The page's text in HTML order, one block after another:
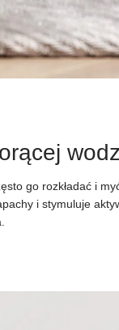
go rozkładać i
i stymuluje